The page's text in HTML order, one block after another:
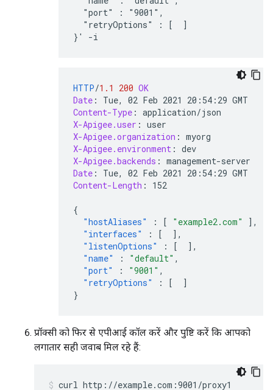
  "port" : "9001",
  "retryOptions" : [  ]
HTTP/1.1 200 OK
Date :
Tue, 02 Feb 2021 20:54:29 GMT
Content-Type : application/json
X-Apigee.user : user
X-Apigee.organization : myorg
X-Apigee.environment : dev
X-Apigee.backends : management-server
Date :
Tue, 02 Feb 2021 20:54:29 GMT
Content-Length : 152
{
"hostAliases"
: [ "example2.com"
],
"interfaces"
: [
],
"listenOptions"
: [
],
"name"
: "default" ,
"port"
: "9001" ,
"retryOptions"
: [
]
}
प्रॉक्सी को फिर से एपीआई कॉल करें और पुष्टि करें कि आपको
लगातार सही जवाब मिल रहे हैं: